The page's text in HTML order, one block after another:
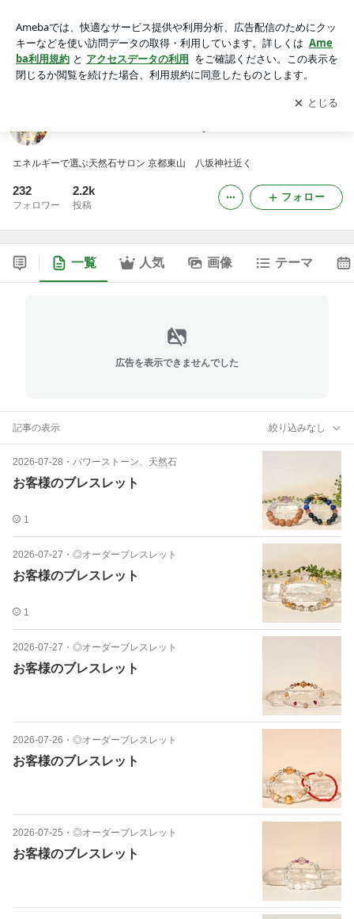
アプリをダウンロードして ブログの更新通知
を受け取りまし
ょう。
開く
エネルギーで選ぶ天然石サロン 京都東山 八坂神社近く
232
フォロワー
2.2k
投稿
フォロー
一覧 人気 画像 テーマ
広告を表示できませんでした
記事の表示 絞り込みなし
2026-07-28 ・ パワーストーン、天然石
お客様のブレスレット
1
2026-07-27 ・ ◎オーダーブレスレット
お客様のブレスレット
1
2026-07-27 ・ ◎オーダーブレスレット
お客様のブレスレット
2026-07-26 ・ ◎オーダーブレスレット
お客様のブレスレット
2026-07-25 ・ ◎オーダーブレスレット
お客様のブレスレット